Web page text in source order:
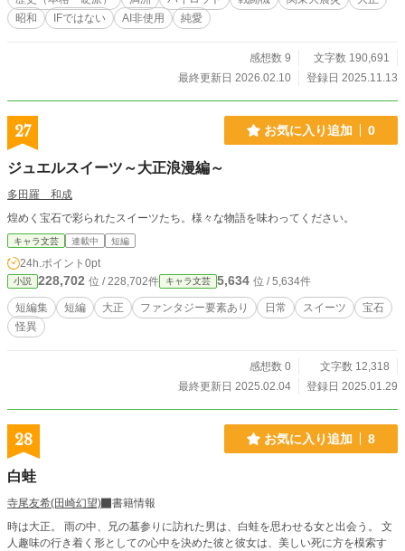
(再版:1931.5). 国立国会図書館デジタルコレクション https://d
l.ndl.go.jp/pid/1873766 (著作権保護期間満了）から引用させ
昭和
IFではない AI非使用 純愛
感想数 9
文字数 190,691
最終更新日 2026.02.10
登録日 2025.11.13
27 お気に入り追加 0
ジュエルスイーツ～大正浪漫編～
多田羅 和成
煌めく宝石で彩られたスイーツたち。様々な物語を味わってください。
キャラ文芸 連載中 短編
24h.ポイント 0pt
小説 228,702 位 / 228,702件 キャラ文芸 5,634 位 / 5,634件
短編集 短編 大正 ファンタジー要素あり 日常 スイーツ
宝石
怪異
感想数 0
文字数 12,318
最終更新日 2025.02.04
登録日 2025.01.29
28 お気に入り追加 8
白蛙
寺尾友希(田崎幻望)
書籍情報
時は大正。 雨の中、兄の墓参りに訪れた男は、白蛙を思わせる女と出会う。 文
人趣味の行き着く形としての心中を決めた彼と彼女は、美しい死に方を模索す